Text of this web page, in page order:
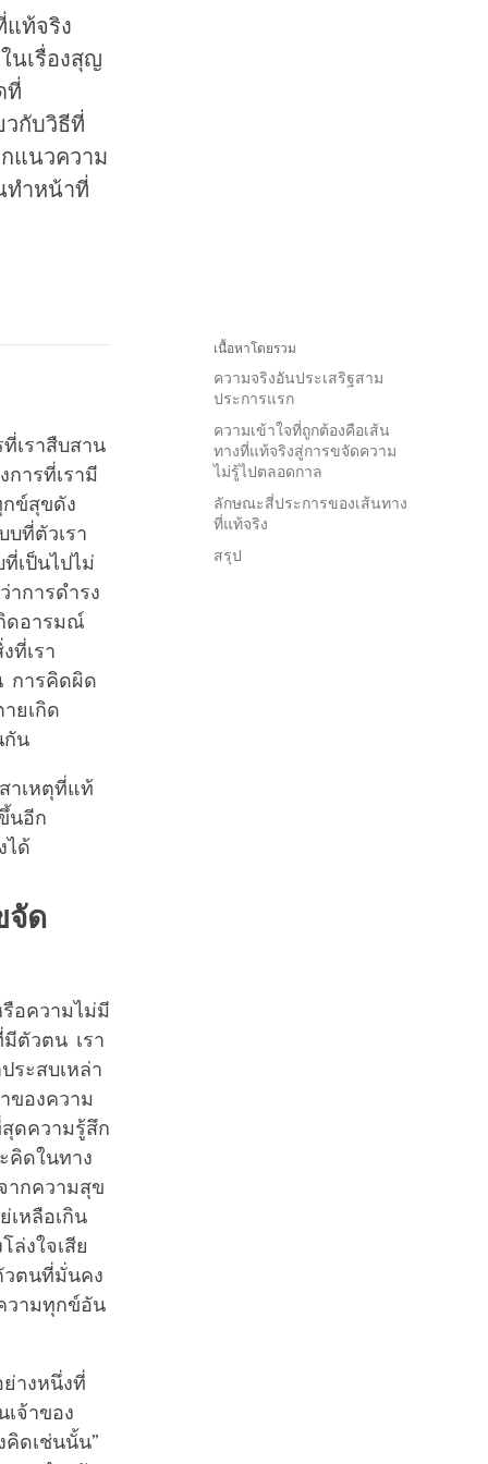
แท้จริง
นเรื่องสุญ
ที่
วกับวิธีที่
แนวความ
ทำหน้าที่
เนื้อหาโดยรวม
ความจริงอันประเสริฐสาม
ประการแรก
ความเข้าใจที่ถูกต้องคือเส้น
ทางที่แท้จริงสู่การขจัดความ
ไม่รู้ไปตลอดกาล
ลักษณะสี่ประการของเส้นทาง
ที่แท้จริง
สรุป
เราสืบสาน
ารที่เรามี
กข์สุขดัง
ที่ตัวเรา
เป็นไปไม่
าการดำรง
ดอารมณ์
ที่เรา
การคิดผิด
ยเกิด
กัน
าเหตุที่แท้
นอีก
ได้
จัด
อความไม่มี
มีตัวตน เรา
ระสบเหล่า
ของความ
ดความรู้สึก
คิดในทาง
ากความสุข
หลือเกิน
ล่งใจเสีย
วตนที่มั่นคง
วามทุกข์อัน
างหนึ่งที่
เจ้าของ
ดเช่นนั้น”